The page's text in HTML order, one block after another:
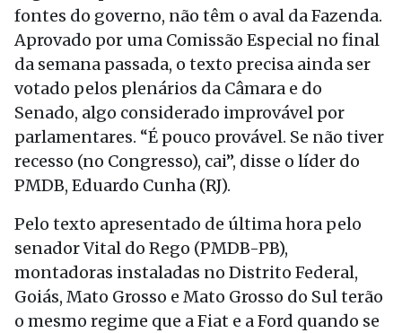
fontes do governo, não têm o aval da Fazenda.
Aprovado por uma Comissão Especial no final
da semana passada, o texto precisa ainda ser
votado pelos plenários da Câmara e do
Senado, algo considerado improvável por
parlamentares. “É pouco provável. Se não tiver
recesso (no Congresso), cai”, disse o líder do
PMDB, Eduardo Cunha (RJ).
Pelo texto apresentado de última hora pelo
senador Vital do Rego (PMDB-PB),
montadoras instaladas no Distrito Federal,
Goiás, Mato Grosso e Mato Grosso do Sul terão
o mesmo regime que a Fiat e a Ford quando se